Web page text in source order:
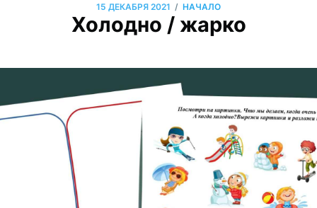
15 ДЕКАБРЯ 2021 / НАЧАЛО
Холодно / жарко